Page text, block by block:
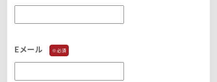
Eメール ※必須